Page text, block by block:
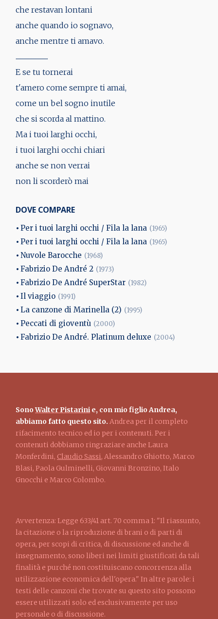
che restavan lontani
anche quando io sognavo,
anche mentre ti amavo.
.................................
E se tu tornerai
t'amero come sempre ti amai,
come un bel sogno inutile
che si scorda al mattino.
Ma i tuoi larghi occhi,
i tuoi larghi occhi chiari
anche se non verrai
non li scorderò mai
DOVE COMPARE
Per i tuoi larghi occhi / Fila la lana (1965)
Per i tuoi larghi occhi / Fila la lana (1965)
Nuvole Barocche (1968)
Fabrizio De André 2 (1973)
Fabrizio De André SuperStar (1982)
Il viaggio (1991)
La canzone di Marinella (2) (1995)
Peccati di gioventù (2000)
Fabrizio De André. Platinum deluxe (2004)
SonoWalter Pistarini e, con mio figlio Andrea,
abbiamo fatto questo sito. Andrea per il completo
rifacimento tecnico ed io per i contenuti. Per i
contenuti dobbiamo ringraziare anche Laura
Monferdini, Claudio Sassi, Alessandro Ghiotto, Marco
Blasi, Paola Gulminelli, Giovanni Bronzino, Italo
Gnocchi e Marco Colombo.
Avvertenza: Legge 633/41 art. 70 comma 1: "Il riassunto,
la citazione o la riproduzione di brani o di parti di
opera, per scopi di critica, di discussione ed anche di
insegnamento, sono liberi nei limiti giustificati da tali
finalità e purché non costituiscano concorrenza alla
utilizzazione economica dell'opera." In altre parole: i
testi delle canzoni che trovate su questo sito possono
essere utilizzati solo ed esclusivamente per uso
personale o di discussione.